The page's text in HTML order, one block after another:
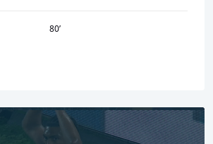
80’